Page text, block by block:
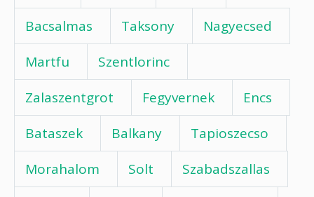
Bacsalmas
Taksony
Nagyecsed
Martfu
Szentlorinc
Zalaszentgrot
Fegyvernek
Encs
Bataszek
Balkany
Tapioszecso
Morahalom
Solt
Szabadszallas